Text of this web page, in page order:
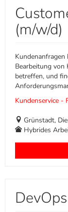
(m/w/d)
Bearbeitung von
betreffen, und
Kundenservice -
Grünstadt,
Hybrides